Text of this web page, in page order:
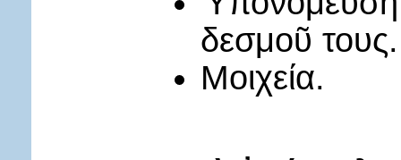
δεσμοῦ τους.
Μοιχεία.